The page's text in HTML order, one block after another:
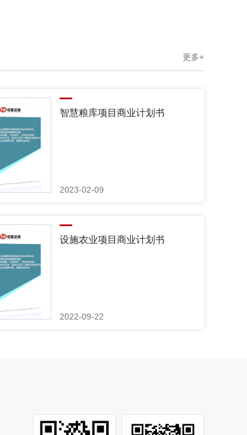
更多+
智慧粮库项目商业计划书
2023-02-09
设施农业项目商业计划书
2022-09-22